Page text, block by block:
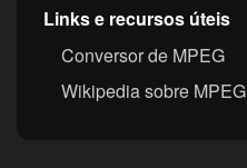
Links e recursos úteis
Conversor de MPEG
Wikipedia sobre MPEG